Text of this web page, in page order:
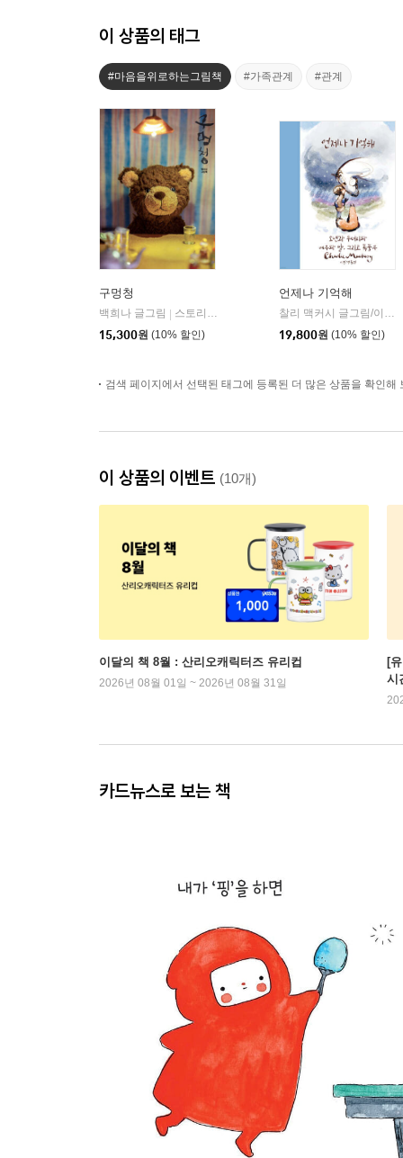
이 상품의 태그
#마음을위로하는그림책 #가족관계 #관계
구멍청
백희나 글그림
스토리보울
15,300원 (10% 할인)
언제나 기억해
찰리 맥커시 글그림/이진경 역
19,800원 (10% 할인)
검색 페이지에서 선택된 태그에 등록된 더 많은 상품을 확인해
이 상품의 이벤트 (10개)
이달의 책 8월 : 산리오캐릭터즈 유리컵
2026년 08월 01일 ~ 2026년 08월 31일
[
시
카드뉴스로 보는 책